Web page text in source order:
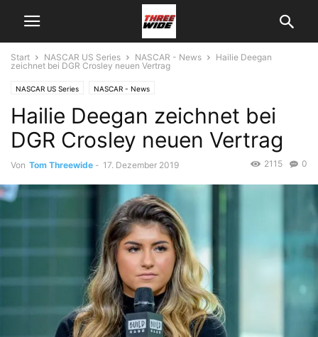
Start NASCAR US Series NASCAR - News
Hailie Deegan
zeichnet bei DGR Crosley neuen Vertrag
NASCAR US Series NASCAR - News
Hailie Deegan zeichnet bei
DGR Crosley neuen Vertrag
Von Tom Threewide - 17. Dezember 2019 0
2115